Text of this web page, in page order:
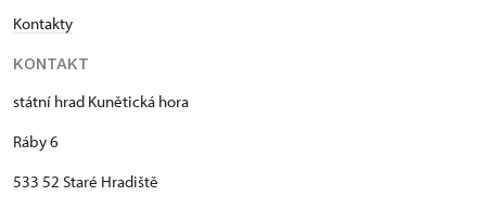
Kontakty
KONTAKT
státní hrad Kunětická hora
Ráby 6
533 52 Staré Hradiště